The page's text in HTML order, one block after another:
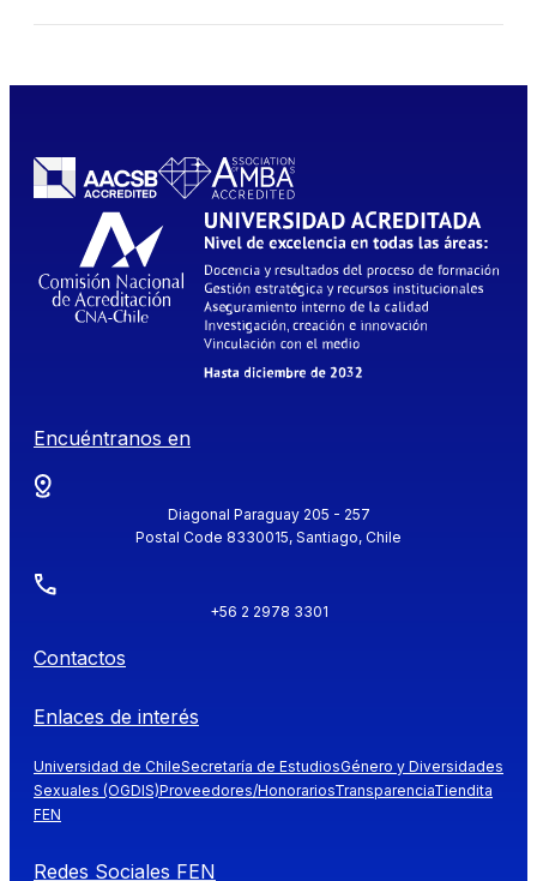
Encuéntranos en
Diagonal Paraguay 205 - 257
Postal Code 8330015, Santiago, Chile
+56 2 2978 3301
Contactos
Enlaces de interés
Universidad de ChileSecretaría de EstudiosGénero y Diversidades
Sexuales (OGDIS)Proveedores/HonorariosTransparenciaTiendita
FEN
Redes Sociales FEN